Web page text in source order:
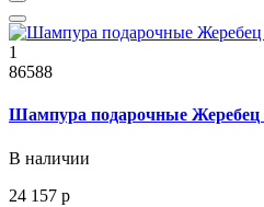
1
86588
Шампура подарочные Жеребец
В наличии
24 157 р